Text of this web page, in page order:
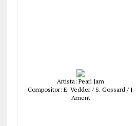
Artista: Pearl Jam
Compositor: E. Vedder / S. Gossard / J.
Ament